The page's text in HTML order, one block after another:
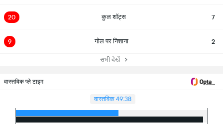
20 कुल शॉट्स 7
9 गोल पर निशाना 2
सभी देखें
वास्तविक प्ले टाइम
वास्तविक 49:38